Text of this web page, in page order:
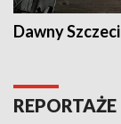
Dawny
REPORTAŻE